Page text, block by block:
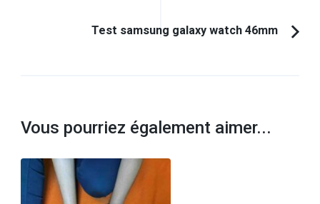
Test samsung galaxy watch 46mm
Vous pourriez également aimer...